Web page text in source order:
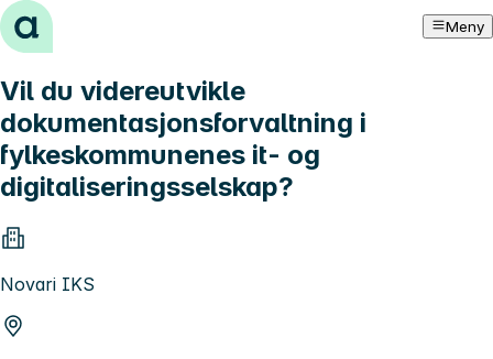
Hopp til innhold Meny
Vil du videreutvikle
dokumentasjonsforvaltning i
fylkeskommunenes it- og
digitaliseringsselskap?
Novari IKS